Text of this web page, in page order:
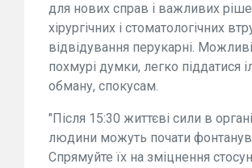
для нових справ і важливих
хірургічних і стоматологічних
відвідування перукарні.
похмурі думки, легко піддатися
обману, спокусам.
"Після 15:30 життєві сили в
людини можуть почати
Спрямуйте їх на зміцнення